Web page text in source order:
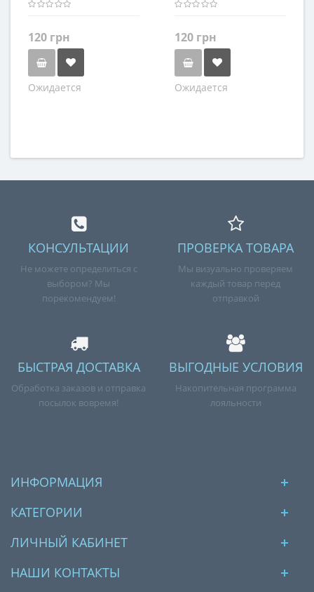
120 грн
Ожидается
120 грн
Ожидается
КОНСУЛЬТАЦИИ
Не можете определиться с
выбором? Мы
порекомендуем!
ПРОВЕРКА ТОВАРА
Мы визуально проверяем
каждый товар перед
отправкой
БЫСТРАЯ ДОСТАВКА
Обработка заказов и отправка
посылок вовремя!
ВЫГОДНЫЕ УСЛОВИЯ
Накопительная программа
лояльности
ИНФОРМАЦИЯ
КАТЕГОРИИ
ЛИЧНЫЙ КАБИНЕТ
НАШИ КОНТАКТЫ